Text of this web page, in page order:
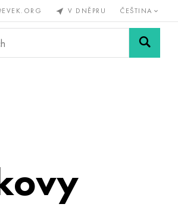
V DNĚPRU ČEŠTINA
Legovaná Sítě a